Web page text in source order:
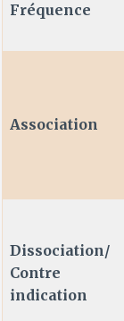
Fréquence
Association
Dissociation/
Contre
indication